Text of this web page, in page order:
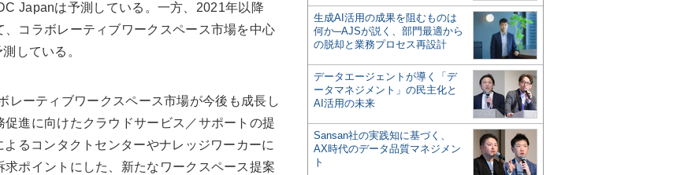
Japanは予測している。一方、2021年以降
コラボレーティブワークスペース市場を中心
している。
ーティブワークスペース市場が今後も成長し
進に向けたクラウドサービス／サポートの提
るコンタクトセンターやナレッジワーカーに
ポイントにした、新たなワークスペース提案
生成AI活用の成果を阻むものは
何か─AJSが説く、部門最適から
の脱却と業務プロセス再設計
データエージェントが導く「デ
ータマネジメント」の民主化と
AI活用の未来
Sansan社の実践知に基づく、
AX時代のデータ品質マネジメン
ト